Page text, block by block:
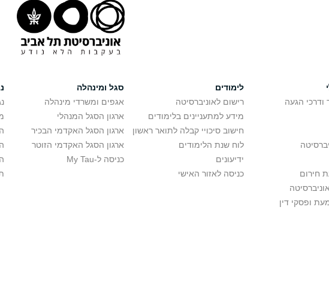
ודרכי הגעה
חירום
ופסקי דין
לימודים
רישום לאוניברסיטה
מידע למתעניינים בלימודים
חישוב סיכויי קבלה לתואר ראשון
לוח שנת הלימודים
ידיעונים
כניסה לאזור האישי
סגל ומינהלה
אגפים ומשרדי מינהלה
ארגון הסגל המנהלי
ארגון הסגל האקדמי הבכיר
ארגון הסגל האקדמי הזוטר
כניסה ל-My Tau